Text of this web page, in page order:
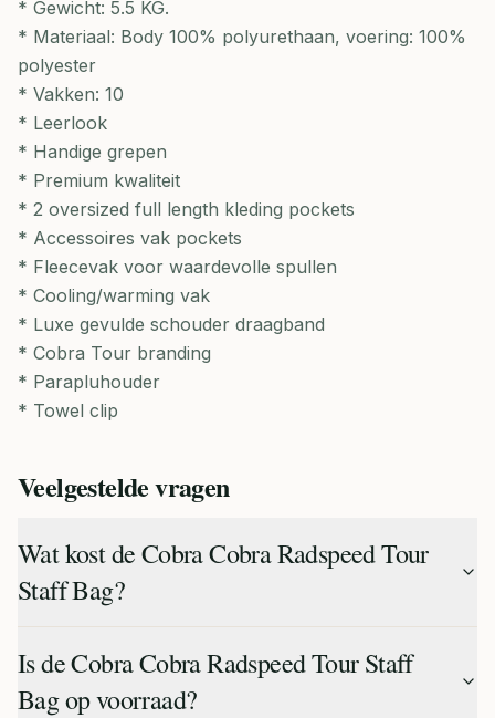
* Gewicht: 5.5 KG.
* Materiaal: Body 100% polyurethaan, voering: 100%
polyester
* Vakken: 10
* Leerlook
* Handige grepen
* Premium kwaliteit
* 2 oversized full length kleding pockets
* Accessoires vak pockets
* Fleecevak voor waardevolle spullen
* Cooling/warming vak
* Luxe gevulde schouder draagband
* Cobra Tour branding
* Parapluhouder
* Towel clip
Veelgestelde vragen
Wat kost de Cobra Cobra Radspeed Tour
Staff Bag?
Is de Cobra Cobra Radspeed Tour Staff
Bag op voorraad?